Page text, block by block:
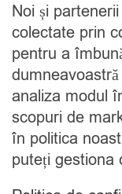
Noi și
colectate prin
pentru a
analiza modul
scopuri de
în politica
puteți gestiona